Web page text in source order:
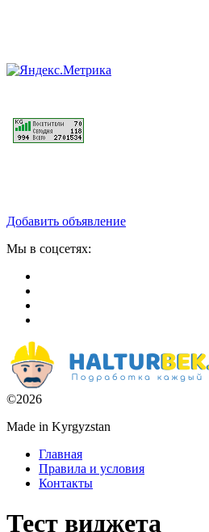
Добавить объявление
Мы в соцсетях:
©2026
Made in Kyrgyzstan
Главная
Правила и условия
Контакты
Тест виджета